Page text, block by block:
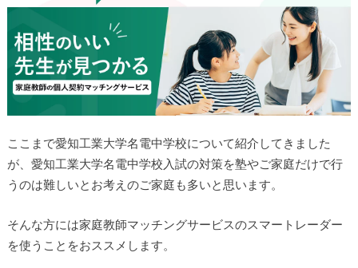
ここまで愛知工業大学名電中学校について紹介してきました
が、愛知工業大学名電中学校入試の対策を塾やご家庭だけで行
うのは難しいとお考えのご家庭も多いと思います。
そんな方には家庭教師マッチングサービスのスマートレーダー
を使うことをおススメします。